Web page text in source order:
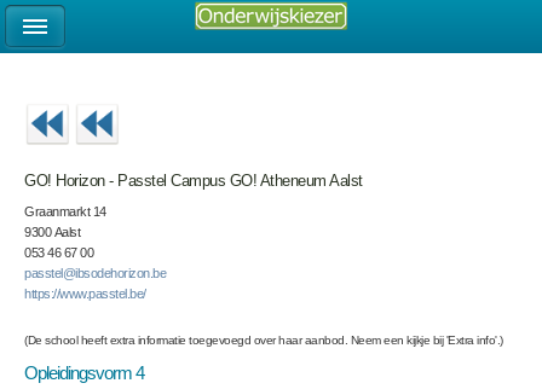
GO! Horizon - Passtel Campus GO! Atheneum Aalst
Graanmarkt 14
9300 Aalst
053 46 67 00
passtel@ibsodehorizon.be
https://www.passtel.be/
(De school heeft extra informatie toegevoegd over haar aanbod. Neem een kijkje bij 'Extra info'.)
Opleidingsvorm 4